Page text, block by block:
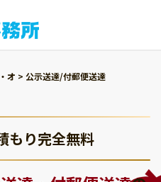
オ > 公示送達/付郵便送達
もり完全無料